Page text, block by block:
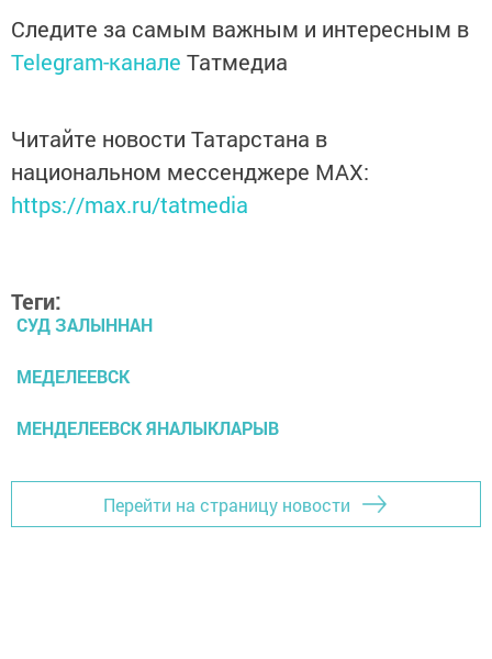
Следите за самым важным и интересным в
Telegram-канале Татмедиа
Читайте новости Татарстана в
национальном мессенджере MАХ:
https://max.ru/tatmedia
Теги:
СУД ЗАЛЫННАН
МЕДЕЛЕЕВСК
МЕНДЕЛЕЕВСК ЯНАЛЫКЛАРЫВ
Перейти на страницу новости